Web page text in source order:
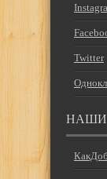
Twitter
НАШИ